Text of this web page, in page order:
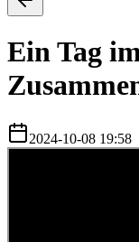
Ein Tag
2024-10-08 19:58